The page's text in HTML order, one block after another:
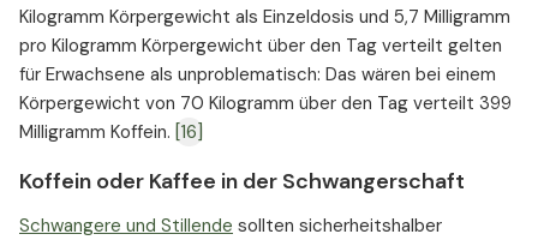
Kilogramm Körpergewicht als Einzeldosis und 5,7 Milligramm
pro Kilogramm Körpergewicht über den Tag verteilt gelten
für Erwachsene als unproblematisch: Das wären bei einem
Körpergewicht von 70 Kilogramm über den Tag verteilt 399
Milligramm Koffein. [16]
Koffein oder Kaffee in der Schwangerschaft
Schwangere und Stillende sollten sicherheitshalber